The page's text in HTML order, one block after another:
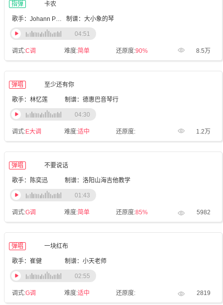
指弹 卡农
歌手：Johann Pachelbel 制谱：大小象的琴
调式:C调 难度:简单 还原度:90% 8.5万
04:51
弹唱 至少还有你
歌手：林忆莲 制谱：德惠巴音琴行
调式:E大调 难度:适中 还原度: 1.2万
04:30
弹唱 不要说话
歌手：陈奕迅 制谱：洛阳山海吉他教学
调式:G调 难度:简单 还原度:85% 5982
01:43
弹唱 一块红布
歌手：崔健 制谱：小天老师
调式:G调 难度:适中 还原度: 2819
02:55